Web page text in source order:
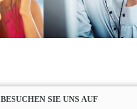
BESUCHEN SIE UNS AUF